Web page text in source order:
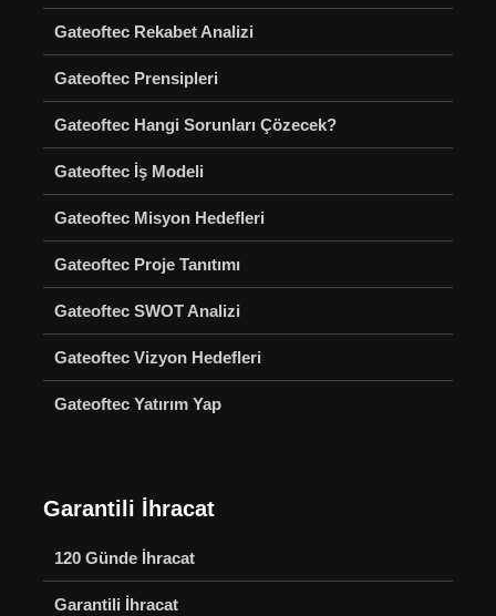
Gateoftec Rekabet Analizi
Gateoftec Prensipleri
Gateoftec Hangi Sorunları Çözecek?
Gateoftec İş Modeli
Gateoftec Misyon Hedefleri
Gateoftec Proje Tanıtımı
Gateoftec SWOT Analizi
Gateoftec Vizyon Hedefleri
Gateoftec Yatırım Yap
Garantili İhracat
120 Günde İhracat
Garantili İhracat